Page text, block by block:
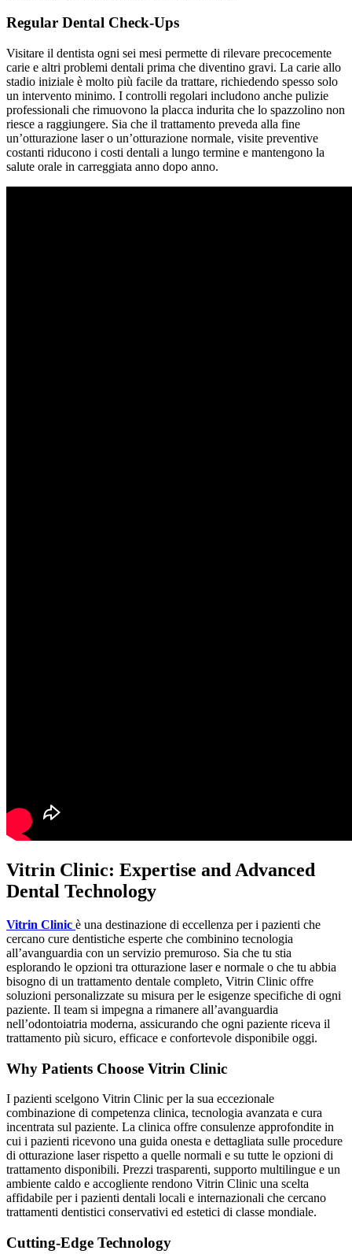
Regular Dental Check-Ups
Visitare il dentista ogni sei mesi permette di rilevare precocemente
carie e altri problemi dentali prima che diventino gravi. La carie allo
stadio iniziale è molto più facile da trattare, richiedendo spesso solo
un intervento minimo. I controlli regolari includono anche pulizie
professionali che rimuovono la placca indurita che lo spazzolino non
riesce a raggiungere. Sia che il trattamento preveda alla fine
un’otturazione laser o un’otturazione normale, visite preventive
costanti riducono i costi dentali a lungo termine e mantengono la
salute orale in carreggiata anno dopo anno.
Vitrin Clinic: Expertise and Advanced
Dental Technology
Vitrin Clinic è una destinazione di eccellenza per i pazienti che
cercano cure dentistiche esperte che combinino tecnologia
all’avanguardia con un servizio premuroso. Sia che tu stia
esplorando le opzioni tra otturazione laser e normale o che tu abbia
bisogno di un trattamento dentale completo, Vitrin Clinic offre
soluzioni personalizzate su misura per le esigenze specifiche di ogni
paziente. Il team si impegna a rimanere all’avanguardia
nell’odontoiatria moderna, assicurando che ogni paziente riceva il
trattamento più sicuro, efficace e confortevole disponibile oggi.
Why Patients Choose Vitrin Clinic
I pazienti scelgono Vitrin Clinic per la sua eccezionale
combinazione di competenza clinica, tecnologia avanzata e cura
incentrata sul paziente. La clinica offre consulenze approfondite in
cui i pazienti ricevono una guida onesta e dettagliata sulle procedure
di otturazione laser rispetto a quelle normali e su tutte le opzioni di
trattamento disponibili. Prezzi trasparenti, supporto multilingue e un
ambiente caldo e accogliente rendono Vitrin Clinic una scelta
affidabile per i pazienti dentali locali e internazionali che cercano
trattamenti dentistici conservativi ed estetici di classe mondiale.
Cutting-Edge Technology